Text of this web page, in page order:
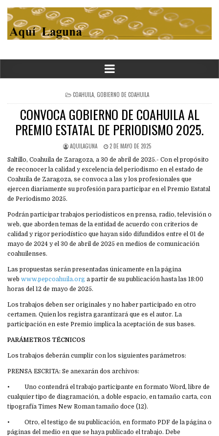
POSTED
IN
COAHUILA, GOBIERNO DE COAHUILA
CONVOCA GOBIERNO DE COAHUILA AL
PREMIO ESTATAL DE PERIODISMO 2025.
AQUILAGUNA 2 DE MAYO DE 2025
Saltillo, Coahuila de Zaragoza, a 30 de abril de 2025.- Con el propósito
de reconocer la calidad y excelencia del periodismo en el estado de
Coahuila de Zaragoza, se convoca a las y los profesionales que
ejercen diariamente su profesión para participar en el Premio Estatal
de Periodismo 2025.
Podrán participar trabajos periodísticos en prensa, radio, televisión o
web, que aborden temas de la entidad de acuerdo con criterios de
calidad y rigor periodístico que hayan sido difundidos entre el 01 de
mayo de 2024 y el 30 de abril de 2025 en medios de comunicación
coahuilenses.
Las propuestas serán presentadas únicamente en la página
web www.pepcoahuila.org a partir de su publicación hasta las 18:00
horas del 12 de mayo de 2025.
Los trabajos deben ser originales y no haber participado en otro
certamen. Quien los registra garantizará que es el autor. La
participación en este Premio implica la aceptación de sus bases.
PARÁMETROS TÉCNICOS
Los trabajos deberán cumplir con los siguientes parámetros:
PRENSA ESCRITA: Se anexarán dos archivos:
• Uno contendrá el trabajo participante en formato Word, libre de
cualquier tipo de diagramación, a doble espacio, en tamaño carta, con
tipografía Times New Roman tamaño doce (12).
• Otro, el testigo de su publicación, en formato PDF de la página o
páginas del medio en que se haya publicado el trabajo. Debe